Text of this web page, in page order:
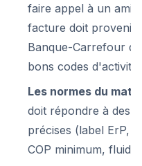
faire appel à un ami
facture doit provenir
Banque-Carrefour
bons codes d'activité
Les normes du
doit répondre à des
précises (label ErP,
COP minimum, fluide